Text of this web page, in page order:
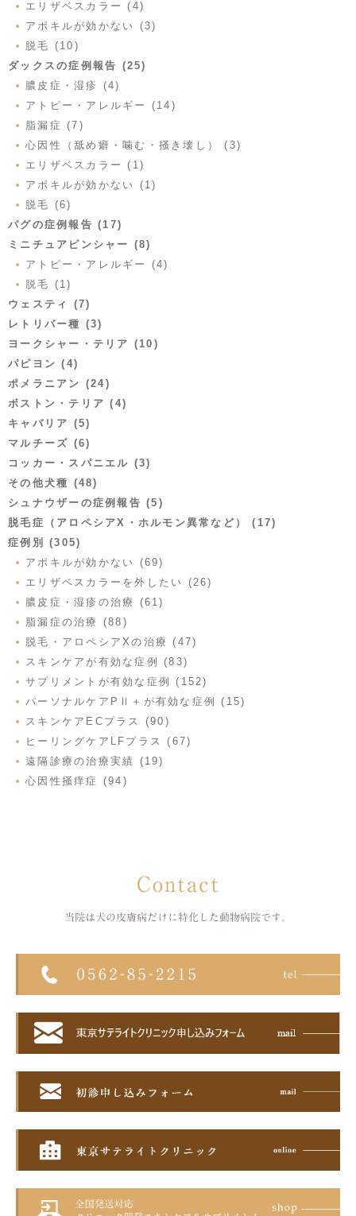
エリザベスカラー (4)
アポキルが効かない (3)
脱毛 (10)
ダックスの症例報告 (25)
膿皮症・湿疹 (4)
アトピー・アレルギー (14)
脂漏症 (7)
心因性（舐め癖・噛む・掻き壊し） (3)
エリザベスカラー (1)
アポキルが効かない (1)
脱毛 (6)
パグの症例報告 (17)
ミニチュアピンシャー (8)
アトピー・アレルギー (4)
脱毛 (1)
ウェスティ (7)
レトリバー種 (3)
ヨークシャー・テリア (10)
パピヨン (4)
ポメラニアン (24)
ボストン・テリア (4)
キャバリア (5)
マルチーズ (6)
コッカー・スパニエル (3)
その他犬種 (48)
シュナウザーの症例報告 (5)
脱毛症（アロペシアX・ホルモン異常など） (17)
症例別 (305)
アポキルが効かない (69)
エリザベスカラーを外したい (26)
膿皮症・湿疹の治療 (61)
脂漏症の治療 (88)
脱毛・アロペシアXの治療 (47)
スキンケアが有効な症例 (83)
サプリメントが有効な症例 (152)
パーソナルケアPⅡ＋が有効な症例 (15)
スキンケアECプラス (90)
ヒーリングケアLFプラス (67)
遠隔診療の治療実績 (19)
心因性掻痒症 (94)
Contact
当院は犬の皮膚病だけに特化した 動物病院です。